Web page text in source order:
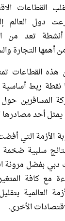
القطاعات
دول العالم
تعد من
أهمها التجارة
القطاعات
نقطة ربط أساسية
المسافرين
أحد مصادرها
الأزمة التي
سلبية ضخمة
دبي بفضل
مع كافة
العالمية
الأخرى.